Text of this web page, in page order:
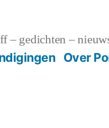
– gedichten –
Over